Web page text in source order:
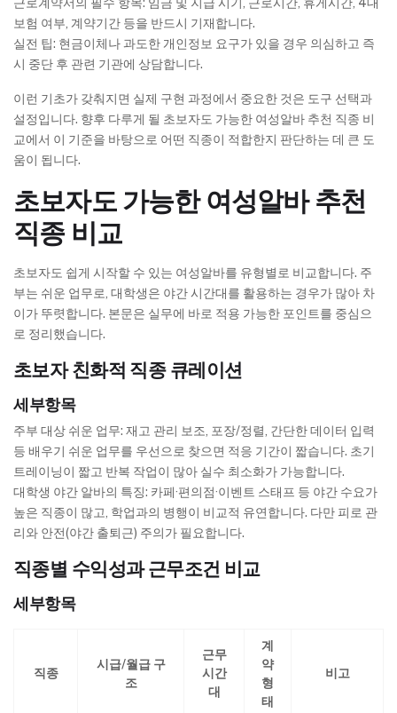
근로계약서의 필수 항목: 임금 및 지급 시기, 근로시간, 휴게시간, 4대
보험 여부, 계약기간 등을 반드시 기재합니다.
실전 팁: 현금이체나 과도한 개인정보 요구가 있을 경우 의심하고 즉
시 중단 후 관련 기관에 상담합니다.
이런 기초가 갖춰지면 실제 구현 과정에서 중요한 것은 도구 선택과
설정입니다. 향후 다루게 될 초보자도 가능한 여성알바 추천 직종 비
교에서 이 기준을 바탕으로 어떤 직종이 적합한지 판단하는 데 큰 도
움이 됩니다.
초보자도 가능한 여성알바 추천
직종 비교
초보자도 쉽게 시작할 수 있는 여성알바를 유형별로 비교합니다. 주
부는 쉬운 업무로, 대학생은 야간 시간대를 활용하는 경우가 많아 차
이가 뚜렷합니다. 본문은 실무에 바로 적용 가능한 포인트를 중심으
로 정리했습니다.
초보자 친화적 직종 큐레이션
세부항목
주부 대상 쉬운 업무: 재고 관리 보조, 포장/정렬, 간단한 데이터 입력
등 배우기 쉬운 업무를 우선으로 찾으면 적응 기간이 짧습니다. 초기
트레이닝이 짧고 반복 작업이 많아 실수 최소화가 가능합니다.
대학생 야간 알바의 특징: 카페·편의점·이벤트 스태프 등 야간 수요가
높은 직종이 많고, 학업과의 병행이 비교적 유연합니다. 다만 피로 관
리와 안전(야간 출퇴근) 주의가 필요합니다.
직종별 수익성과 근무조건 비교
세부항목
직종
시급/월급 구
조
근무
시간
대
계
약
형
태
비고